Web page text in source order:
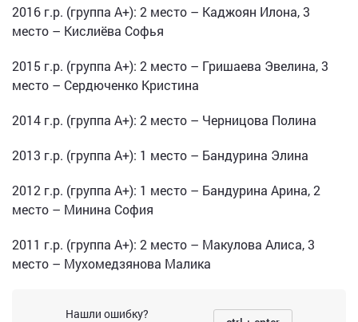
2016 г.р. (группа А+): 2 место – Каджоян Илона, 3
место – Кислиёва Софья
2015 г.р. (группа А+): 2 место – Гришаева Эвелина, 3
место – Сердюченко Кристина
2014 г.р. (группа А+): 2 место – Черницова Полина
2013 г.р. (группа А+): 1 место – Бандурина Элина
2012 г.р. (группа А+): 1 место – Бандурина Арина, 2
место – Минина София
2011 г.р. (группа А+): 2 место – Макулова Алиса, 3
место – Мухомедзянова Малика
Нашли ошибку?